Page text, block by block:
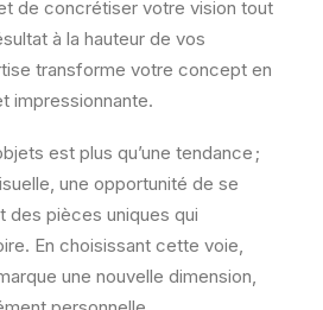
de concrétiser votre vision tout
à la hauteur de vos
transforme votre concept en
impressionnante.
est plus qu’une tendance ;
une opportunité de se
des pièces uniques qui
En choisissant cette voie,
une nouvelle dimension,